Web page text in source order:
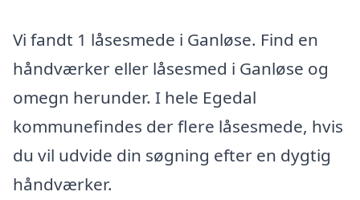
Vi fandt 1 låsesmede i Ganløse. Find en
håndværker eller låsesmed i Ganløse og
omegn herunder. I hele Egedal
kommunefindes der flere låsesmede, hvis
du vil udvide din søgning efter en dygtig
håndværker.